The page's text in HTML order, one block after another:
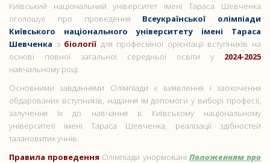
Київський національний університет імені Тараса Шевченка
оголошує про проведення Всеукраїнської олімпіади
Київського національного університету імені Тараса
Шевченка з біології для професійної орієнтації вступників на
основі повної загальної середньої освіти у 2024-2025
навчальному році.
Основними завданнями Олімпіади є виявлення і заохочення
обдарованих вступників, надання їм допомоги у виборі професії,
залучення їх до навчання в Київському національному
університеті імені Тараса Шевченка, реалізації здібностей
талановитих учнів.
Правила проведення Олімпіади унормовані Положенням про